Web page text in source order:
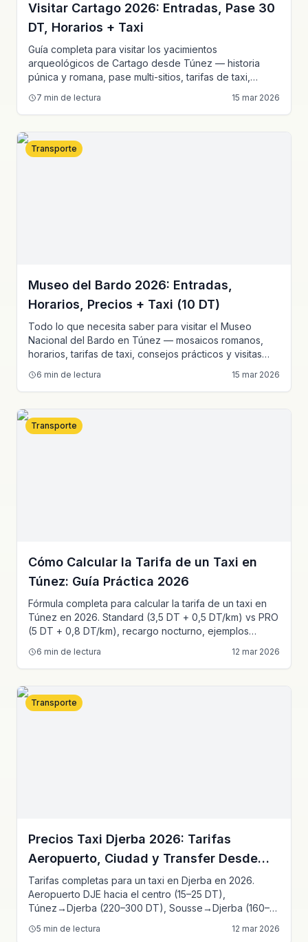
Visitar Cartago 2026: Entradas, Pase 30
DT, Horarios + Taxi
Guía completa para visitar los yacimientos
arqueológicos de Cartago desde Túnez — historia
púnica y romana, pase multi-sitios, tarifas de taxi,
7 min de lectura 15 mar 2026
Transporte
Museo del Bardo 2026: Entradas,
Horarios, Precios + Taxi (10 DT)
Todo lo que necesita saber para visitar el Museo
Nacional del Bardo en Túnez — mosaicos romanos,
horarios, tarifas de taxi, consejos prácticos y visitas
6 min de lectura 15 mar 2026
Transporte
Cómo Calcular la Tarifa de un Taxi en
Túnez: Guía Práctica 2026
Fórmula completa para calcular la tarifa de un taxi en
Túnez en 2026. Standard (3,5 DT + 0,5 DT/km) vs PRO
(5 DT + 0,8 DT/km), recargo nocturno, ejemplos
6 min de lectura 12 mar 2026
Transporte
Precios Taxi Djerba 2026: Tarifas
Aeropuerto, Ciudad y Transfer Desde
Túnez
Tarifas completas para un taxi en Djerba en 2026.
Aeropuerto DJE hacia el centro (15–25 DT),
Túnez→Djerba (220–300 DT), Sousse→Djerba (160–
de reserva.
5 min de lectura 12 mar 2026